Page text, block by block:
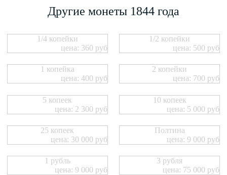
Другие монеты 1844 года
1/4 копейки
цена: 360 руб
1/2 копейки
цена: 500 руб
1 копейка
цена: 400 руб
2 копейки
цена: 700 руб
5 копеек
цена: 2 300 руб
10 копеек
цена: 5 000 руб
25 копеек
цена: 30 000 руб
Полтина
цена: 9 000 руб
1 рубль
цена: 9 000 руб
3 рубля
цена: 75 000 руб